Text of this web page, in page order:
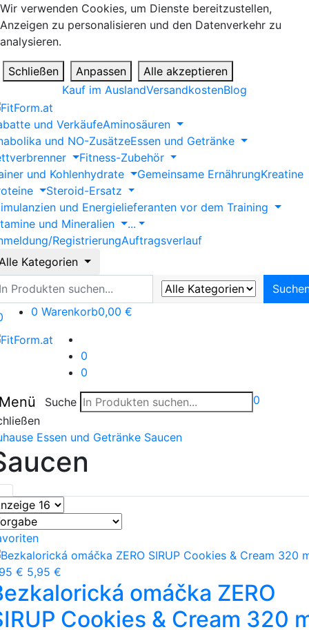
Wir verwenden Cookies, um Dienste bereitzustellen,
Anzeigen zu personalisieren und den Datenverkehr zu
analysieren.
Schließen Anpassen
Alle akzeptieren
Kauf im AuslandVersandkostenBlog
und VerkäufeAminosäuren
und NO-ZusätzeEssen und Getränke
Fitness-Zubehör
und Kohlenhydrate
Gemeinsame ErnährungKreatine
Steroid-Ersatz
und Energielieferanten vor dem Training
und Mineralien
...
RegistrierungAuftragsverlauf
Kategorien
0 Warenkorb0,00 €
0
0
Suche 0
Essen und Getränke Saucen
€ 5,95 €
omáčka ZERO
Cookies & Cream 320